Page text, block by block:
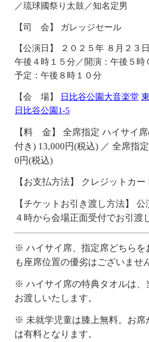
／琉球國祭り太鼓／知名定男
【司 会】 ガレッジセール
【公演日】 ２０２５年 ８月２３日
午後４時 １５ 分 ／開演：午後５時
予定：午後８時 １０ 分
【会 場】 日比谷公園大音楽堂
日比谷公園1-5
【料 金】 全席指定 ハイサイ
付き) 13,000円(税込) ／ 全席指
0円(税込)
【お支払方法】 クレジットカー
【チケットお引き渡し方法】
４時から会場正面受付でお引渡
※ ハイサイ席、指定席どちらを
も座席位置の優劣はございませ
※ ハイサイ席の特典タオルは、
お渡しいたします。
※ 未就学児童は膝上無料。お席
は有料となります。